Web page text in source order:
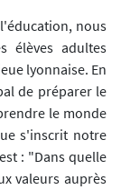
nous
élèves adultes
lyonnaise. En
de préparer le
le monde
s'inscrit notre
: "Dans quelle
valeurs auprès